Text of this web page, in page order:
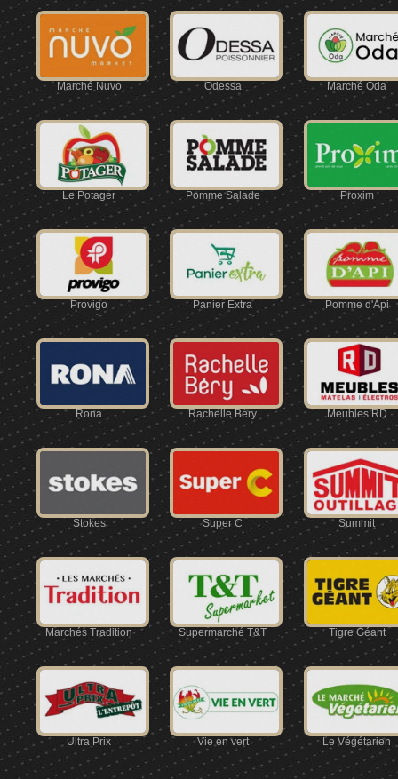
Marché Nuvo Odessa Marché Oda
Le Potager Pomme Salade Proxim
Provigo Panier Extra Pomme d'Api
Rona Rachelle Béry Meubles RD
Stokes Super C Summit
Marchés Tradition Supermarché T&T Tigre Géant
Ultra Prix Vie en vert Le Végétarien